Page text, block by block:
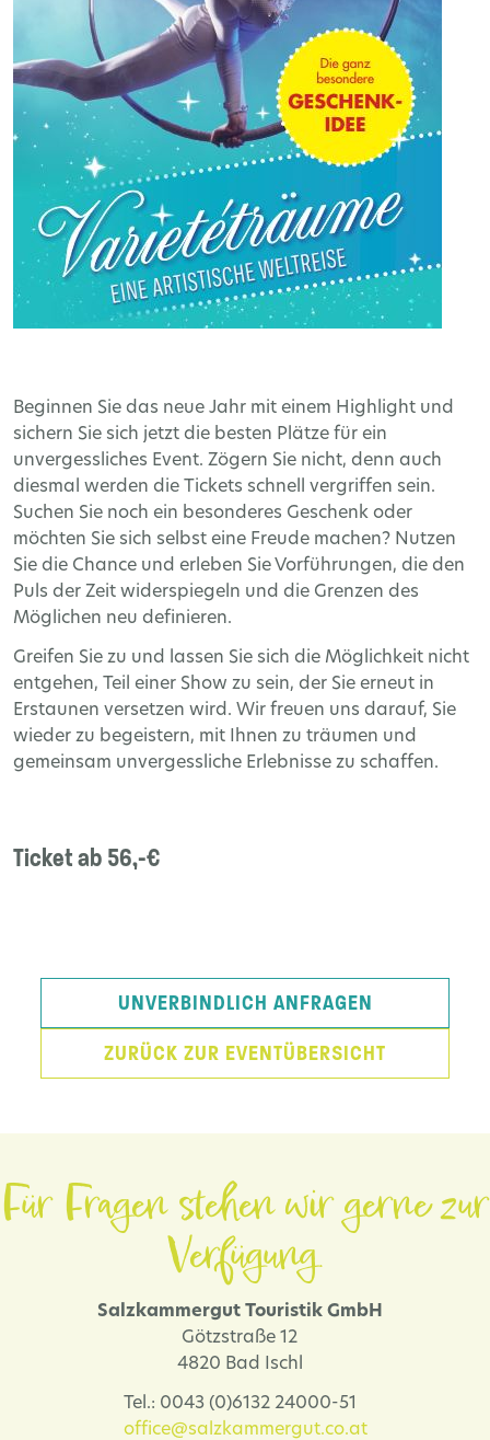
Beginnen Sie das neue Jahr mit einem Highlight und
sichern Sie sich jetzt die besten Plätze für ein
unvergessliches Event. Zögern Sie nicht, denn auch
diesmal werden die Tickets schnell vergriffen sein.
Suchen Sie noch ein besonderes Geschenk oder
möchten Sie sich selbst eine Freude machen? Nutzen
Sie die Chance und erleben Sie Vorführungen, die den
Puls der Zeit widerspiegeln und die Grenzen des
Möglichen neu definieren.
Greifen Sie zu und lassen Sie sich die Möglichkeit nicht
entgehen, Teil einer Show zu sein, der Sie erneut in
Erstaunen versetzen wird. Wir freuen uns darauf, Sie
wieder zu begeistern, mit Ihnen zu träumen und
gemeinsam unvergessliche Erlebnisse zu schaffen.
Ticket ab 56,-€
UNVERBINDLICH ANFRAGEN
ZURÜCK ZUR EVENTÜBERSICHT
Für Fragen stehen wir gerne zur
Verfügung.
Salzkammergut Touristik GmbH
Götzstraße 12
4820 Bad Ischl
Tel.: 0043 (0)6132 24000-51
office@salzkammergut.co.at